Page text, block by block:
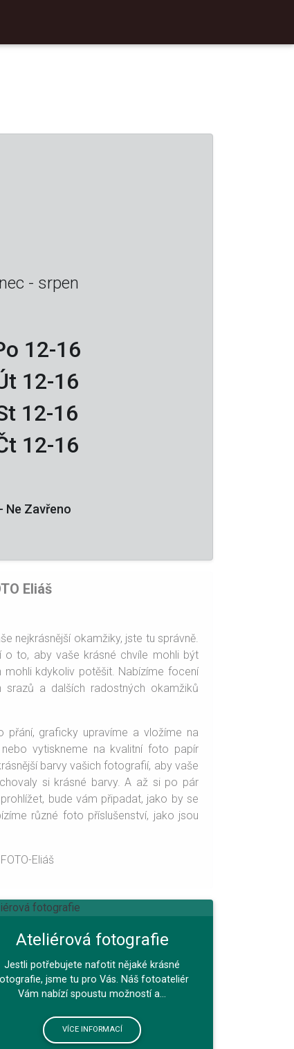
- srpen
12-16
12-16
12-16
12-16
Ne Zavřeno
Eliáš
nejkrásnější okamžiky, jste tu správně.
to, aby vaše krásné chvíle mohli být
kdykoliv potěšit. Nabízíme focení
srazů a dalších radostných okamžiků
přání, graficky upravíme a vložíme na
nebo vytiskneme na kvalitní foto papír
barvy vašich fotografií, aby vaše
si krásné barvy. A až si po pár
bude vám připadat, jako by se
různé foto příslušenství, jako jsou
Eliáš
Ateliérová fotografie
Jestli potřebujete nafotit nějaké krásné
jsme tu pro Vás. Náš fotoateliér
Vám nabízí spoustu možností a...
VÍCE INFORMACÍ